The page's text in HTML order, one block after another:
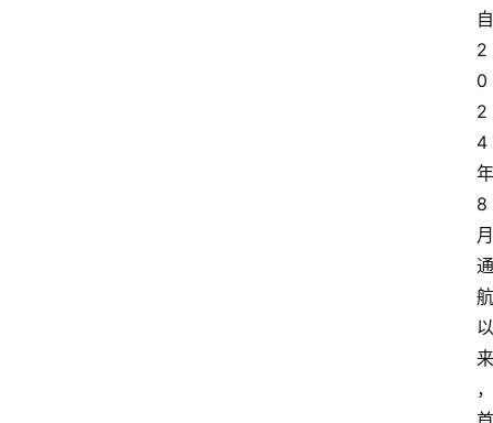
自
2
0
2
4
年
8
月
通
航
以
来
，